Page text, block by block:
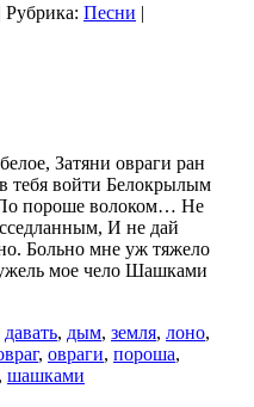
| Рубрика: Песни |
Затяни овраги ран
тебя войти Белокрылым
пороше волоком… Не
И не дай
Больно мне уж тяжело
мое чело Шашками
давать, дым, земля, лоно,
, овраги, пороша,
, шашками